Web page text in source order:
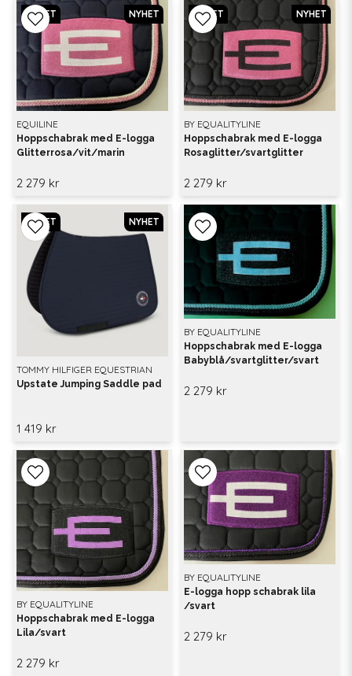
EQUILINE
Hoppschabrak med E-logga
Glitterrosa/vit/marin
2 279 kr
NYHET NYHET
BY EQUALITYLINE
Hoppschabrak med E-logga
Rosaglitter/svartglitter
2 279 kr
NYHET NYHET
TOMMY HILFIGER EQUESTRIAN
Upstate Jumping Saddle pad
1 419 kr
NYHET NYHET
BY EQUALITYLINE
Hoppschabrak med E-logga
Babyblå/svartglitter/svart
2 279 kr
BY EQUALITYLINE
Hoppschabrak med E-logga
Lila/svart
2 279 kr
BY EQUALITYLINE
E-logga hopp schabrak lila
/svart
2 279 kr